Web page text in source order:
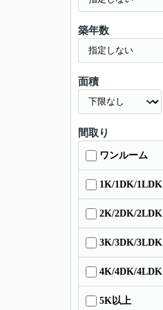
築年数
面積
間取り
ワンルーム
1K/1DK/1LDK
2K/2DK/2LDK
3K/3DK/3LDK
4K/4DK/4LDK
5K以上